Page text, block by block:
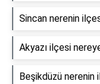
Sincan nerenin
Akyazı ilçesi
Beşikdüzü nerenin